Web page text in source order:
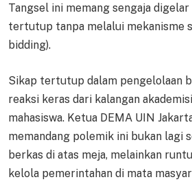
Tangsel ini memang sengaja
tertutup tanpa melalui mekanisme
bidding).
Sikap tertutup dalam pengelolaan
reaksi keras dari kalangan
mahasiswa. Ketua DEMA UIN
memandang polemik ini bukan lagi
berkas di atas meja, melainkan
kelola pemerintahan di mata